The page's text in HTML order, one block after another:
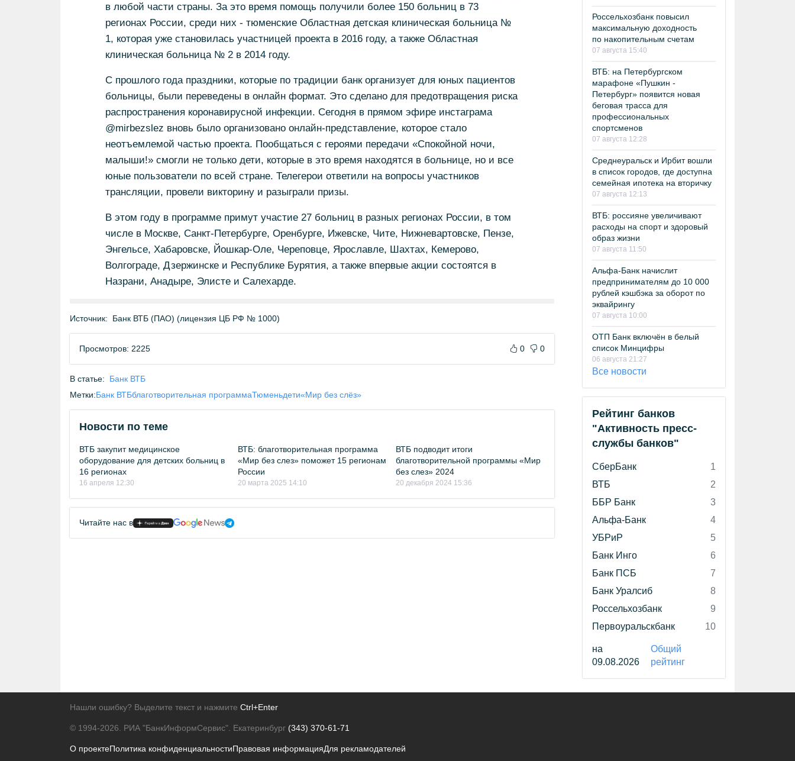
в любой части страны. За это время помощь получили более 150 больниц в 73
регионах России, среди них - тюменские Областная детская клиническая больница №
1, которая уже становилась участницей проекта в 2016 году, а также Областная
клиническая больница № 2 в 2014 году.
С прошлого года праздники, которые по традиции банк организует для юных пациентов
больницы, были переведены в онлайн формат. Это сделано для предотвращения риска
распространения коронавирусной инфекции. Сегодня в прямом эфире инстаграма
@mirbezslez вновь было организовано онлайн-представление, которое стало
неотъемлемой частью проекта. Пообщаться с героями передачи «Спокойной ночи,
малыши!» смогли не только дети, которые в это время находятся в больнице, но и все
юные пользователи по всей стране. Телегерои ответили на вопросы участников
трансляции, провели викторину и разыграли призы.
В этом году в программе примут участие 27 больниц в разных регионах России, в том
числе в Москве, Санкт-Петербурге, Оренбурге, Ижевске, Чите, Нижневартовске, Пензе,
Энгельсе, Хабаровске, Йошкар-Оле, Череповце, Ярославле, Шахтах, Кемерово,
Волгограде, Дзержинске и Республике Бурятия, а также впервые акции состоятся в
Назрани, Анадыре, Элисте и Салехарде.
Источник: Банк ВТБ (ПАО) (лицензия ЦБ РФ № 1000)
Просмотров: 2225 0 0
В статье:
Банк ВТБ
Метки:Банк ВТБблаготворительная программаТюменьдети«Мир без слёз»
Новости по теме
ВТБ закупит медицинское
оборудование для детских больниц в
16 регионах
16 апреля 12:30
ВТБ: благотворительная программа
«Мир без слез» поможет 15 регионам
России
20 марта 2025 14:10
ВТБ подводит итоги
благотворительной программы «Мир
без слез» 2024
20 декабря 2024 15:36
Читайте нас в
Россельхозбанк повысил
максимальную доходность
по накопительным счетам
07 августа 15:40
ВТБ: на Петербургском
марафоне «Пушкин -
Петербург» появится новая
беговая трасса для
профессиональных
спортсменов
07 августа 12:28
Среднеуральск и Ирбит вошли
в список городов, где доступна
семейная ипотека на вторичку
07 августа 12:13
ВТБ: россияне увеличивают
расходы на спорт и здоровый
образ жизни
07 августа 11:50
Альфа-Банк начислит
предпринимателям до 10 000
рублей кэшбэка за оборот по
эквайрингу
07 августа 10:00
ОТП Банк включён в белый
список Минцифры
06 августа 21:27
Все новости
Рейтинг банков
"Активность пресс-
службы банков"
СберБанк
1
ВТБ
2
ББР Банк
3
Альфа-Банк
4
УБРиР
5
Банк Инго
6
Банк ПСБ
7
Банк Уралсиб
8
Россельхозбанк
9
Первоуральскбанк
10
на
09.08.2026
Общий
рейтинг
Нашли ошибку? Выделите текст и нажмите Ctrl+Enter
© 1994-2026. РИА "БанкИнформСервис". Екатеринбург (343) 370-61-71
О проектеПолитика конфиденциальностиПравовая информацияДля рекламодателей